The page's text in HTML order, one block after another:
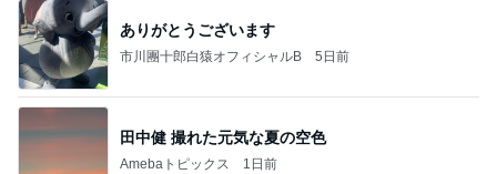
ありがとうございます
市川團十郎白猿オフィシャルB 5日前
田中健 撮れた元気な夏の空色
Amebaトピックス 1日前